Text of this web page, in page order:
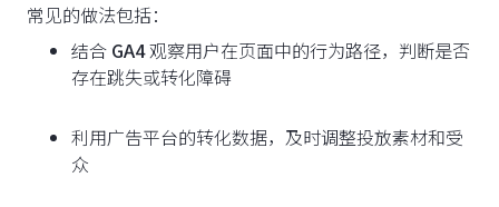
常见的做法包括：
结合 GA4观察用户在页面中的行为路径，判断是否
存在跳失或转化障碍
利用广告平台的转化数据，及时调整投放素材和受
众